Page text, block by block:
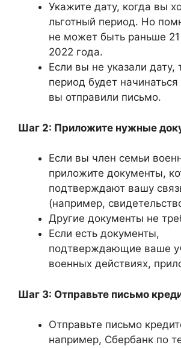
Укажите дату, когда вы
льготный период. Но
не может быть раньше 21
2022 года.
Если вы не указали дату,
период будет начинаться
вы отправили письмо.
Шаг 2: Приложите нужные
Если вы член семьи
приложите документы,
подтверждают вашу
(например,
Другие документы не
Если есть документы,
подтверждающие ваше
военных действиях,
Шаг 3: Отправьте письмо
Отправьте письмо
например, Сбербанк по